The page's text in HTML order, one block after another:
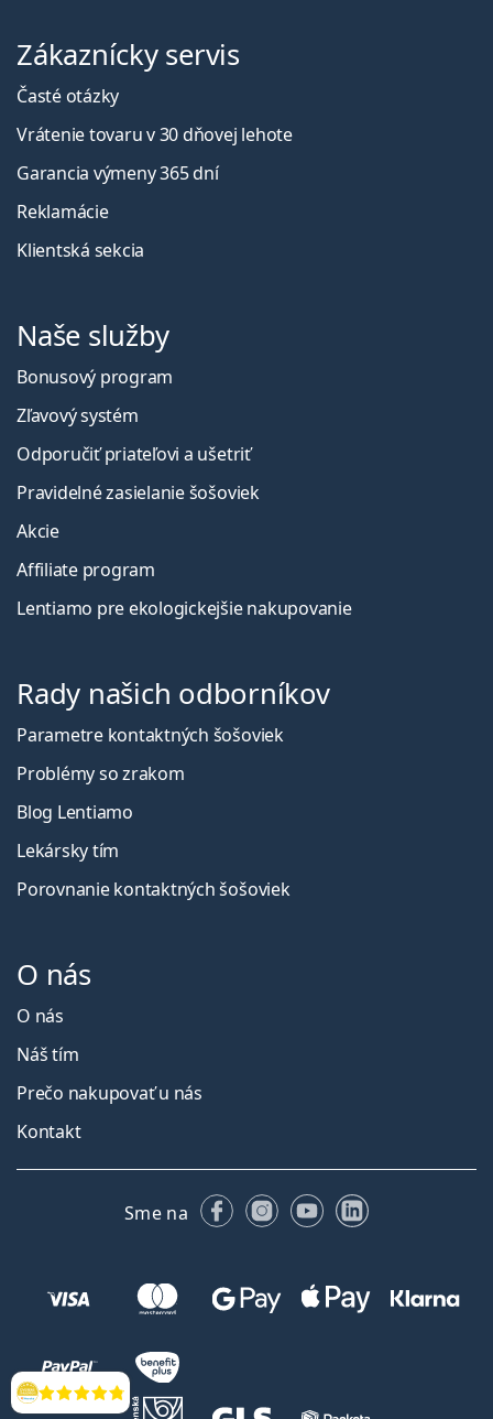
Hodnotenia
Zákaznícky servis
Časté otázky
Vrátenie tovaru v 30 dňovej lehote
Garancia výmeny 365 dní
Reklamácie
Klientská sekcia
Naše služby
Bonusový program
Zľavový systém
Odporučiť priateľovi a ušetriť
Pravidelné zasielanie šošoviek
Akcie
Affiliate program
Lentiamo pre ekologickejšie nakupovanie
Rady našich odborníkov
Parametre kontaktných šošoviek
Problémy so zrakom
Blog Lentiamo
Lekársky tím
Porovnanie kontaktných šošoviek
O nás
O nás
Náš tím
Prečo nakupovať u nás
Kontakt
Sme na FacebookuInstagrame
YouTubeLinkedIn